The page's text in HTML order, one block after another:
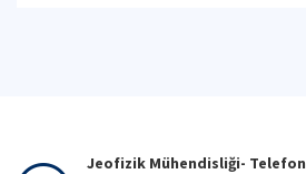
Jeofizik Mühendisliği- Telefon